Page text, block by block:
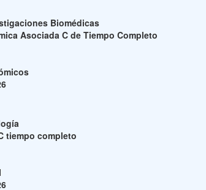
Biomédicas
Asociada C de Tiempo Completo
tiempo completo